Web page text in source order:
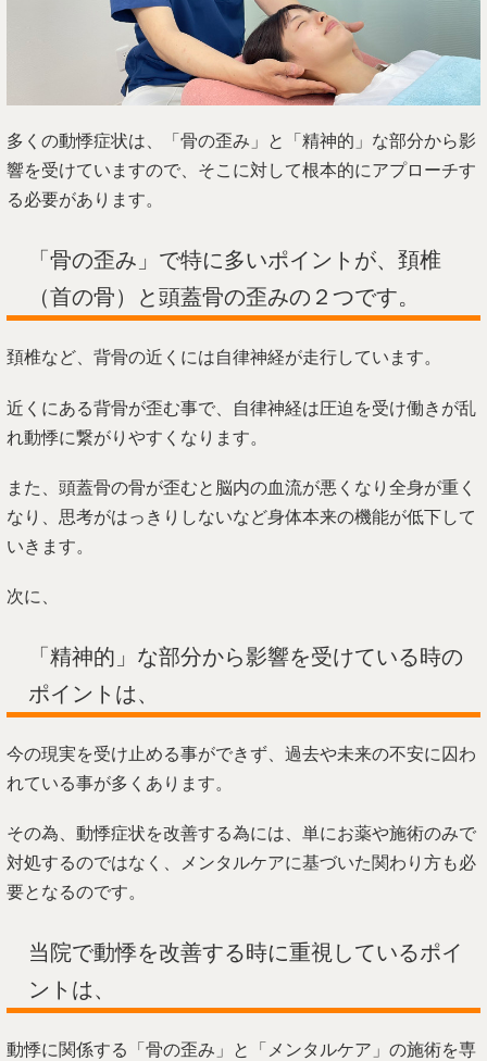
多くの動悸症状は、「骨の歪み」と「精神的」な部分から影
響を受けていますので、そこに対して根本的にアプローチす
る必要があります。
「骨の歪み」で特に多いポイントが、頚椎
（首の骨）と頭蓋骨の歪みの２つです。
頚椎など、背骨の近くには自律神経が走行しています。
近くにある背骨が歪む事で、自律神経は圧迫を受け働きが乱
れ動悸に繋がりやすくなります。
また、頭蓋骨の骨が歪むと脳内の血流が悪くなり全身が重く
なり、思考がはっきりしないなど身体本来の機能が低下して
いきます。
次に、
「精神的」な部分から影響を受けている時の
ポイントは、
今の現実を受け止める事ができず、過去や未来の不安に囚わ
れている事が多くあります。
その為、動悸症状を改善する為には、単にお薬や施術のみで
対処するのではなく、メンタルケアに基づいた関わり方も必
要となるのです。
当院で動悸を改善する時に重視しているポイ
ントは、
動悸に関係する「骨の歪み」と「メンタルケア」の施術を専